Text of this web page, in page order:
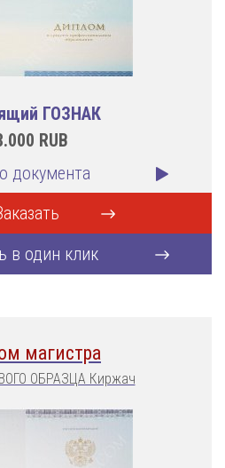
ГОЗНАК
RUB
документа
в один клик
магистра
ОБРАЗЦА Киржач